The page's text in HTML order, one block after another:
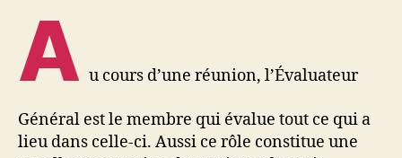
A u cours d’une réunion, l’Évaluateur
Général est le membre qui évalue tout ce qui a
lieu dans celle-ci. Aussi ce rôle constitue une